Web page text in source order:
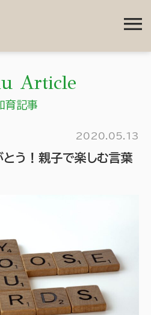
menu
Article
育記事
2020.05.13
う！親子で楽しむ言葉